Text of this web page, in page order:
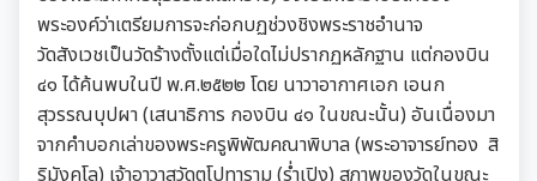
พระองค์ว่าเตรียมการจะก่อกบฏช่วงชิงพระราชอำนาจ
วัดสังเวชเป็นวัดร้างตั้งแต่เมื่อใดไม่ปรากฏหลักฐาน แต่กองบิน
๔๑ ได้ค้นพบในปี พ.ศ.๒๕๒๒ โดย นาวาอากาศเอก เอนก
สุวรรณบุปผา (เสนาธิการ กองบิน ๔๑ ในขณะนั้น) อันเนื่องมา
จากคำบอกเล่าของพระครูพิพัฒคณาพิบาล (พระอาจารย์ทอง สิ
ริมังคโล) เจ้าอาวาสวัดตโปทาราม (ร่ำเปิง) สภาพของวัดในขณะ